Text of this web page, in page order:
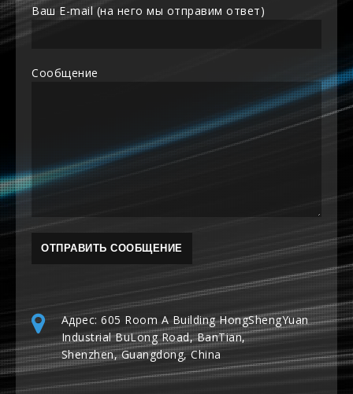
Ваш E-mail (на него мы отправим ответ)
Сообщение
Адрес: 605 Room A Building HongShengYuan
Industrial BuLong Road, BanTian,
Shenzhen, Guangdong, China